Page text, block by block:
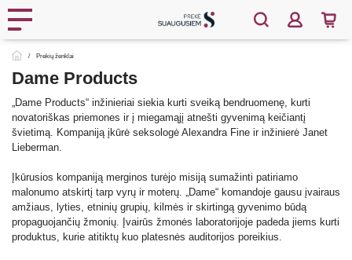
Prekių ženklai
Dame Products
„Dame Products“ inžinieriai siekia kurti sveiką bendruomenę, kurti
novatoriškas priemones ir į miegamąjį atnešti gyvenimą keičiantį
švietimą. Kompaniją įkūrė seksologė Alexandra Fine ir inžinierė Janet
Lieberman.
Įkūrusios kompaniją merginos turėjo misiją sumažinti patiriamo
malonumo atskirtį tarp vyrų ir moterų. „Dame“ komandoje gausu įvairaus
amžiaus, lyties, etninių grupių, kilmės ir skirtingą gyvenimo būdą
propaguojančių žmonių. Įvairūs žmonės laboratorijoje padeda jiems kurti
produktus, kurie atitiktų kuo platesnės auditorijos poreikius.